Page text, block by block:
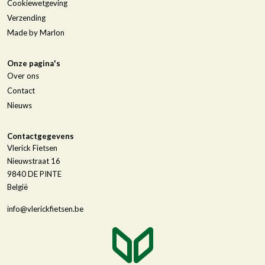
Cookiewetgeving
Verzending
Made by Marlon
Onze pagina's
Over ons
Contact
Nieuws
Contactgegevens
Vlerick Fietsen
Nieuwstraat 16
9840DE PINTE
België
info@vlerickfietsen.be